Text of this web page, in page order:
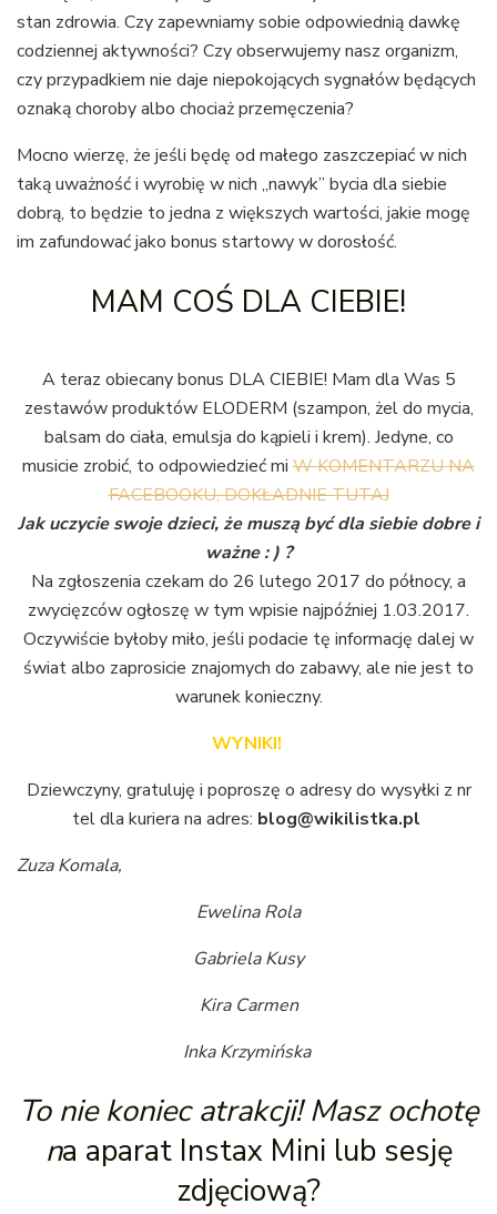
stan zdrowia. Czy zapewniamy sobie odpowiednią dawkę
codziennej aktywności? Czy obserwujemy nasz organizm,
czy przypadkiem nie daje niepokojących sygnałów będących
oznaką choroby albo chociaż przemęczenia?
Mocno wierzę, że jeśli będę od małego zaszczepiać w nich
taką uważność i wyrobię w nich „nawyk” bycia dla siebie
dobrą, to będzie to jedna z większych wartości, jakie mogę
im zafundować jako bonus startowy w dorosłość.
MAM COŚ DLA CIEBIE!
A teraz obiecany bonus DLA CIEBIE! Mam dla Was 5
zestawów produktów ELODERM (szampon, żel do mycia,
balsam do ciała, emulsja do kąpieli i krem). Jedyne, co
musicie zrobić, to odpowiedzieć mi W KOMENTARZU NA
FACEBOOKU, DOKŁADNIE TUTAJ
Jak uczycie swoje dzieci, że muszą być dla siebie dobre i
ważne : ) ?
Na zgłoszenia czekam do 26 lutego 2017 do północy, a
zwycięzców ogłoszę w tym wpisie najpóźniej 1.03.2017.
Oczywiście byłoby miło, jeśli podacie tę informację dalej w
świat albo zaprosicie znajomych do zabawy, ale nie jest to
warunek konieczny.
WYNIKI!
Dziewczyny, gratuluję i poproszę o adresy do wysyłki z nr
tel dla kuriera na adres: blog@wikilistka.pl
Zuza Komala,
Ewelina Rola
Gabriela Kusy
Kira Carmen
Inka Krzymińska
To nie koniec atrakcji! Masz ochotę
na aparat Instax Mini lub sesję
zdjęciową?